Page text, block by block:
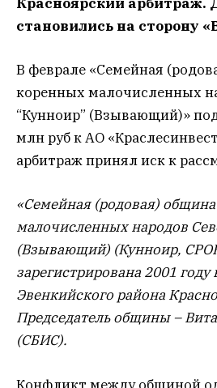
становились на сторону
В феврале «Семейная
коренных малочисленных
“Кунноир” (Взывающий)»
млн руб к АО
арбитраж принял иск к
«Семейная (родовая)
малочисленных народов
(Взывающий) (Кунноир,
зарегистрирована 2001 году
Эвенкийского района
Председатель общины –
(СБИС).
Конфликт между общиной